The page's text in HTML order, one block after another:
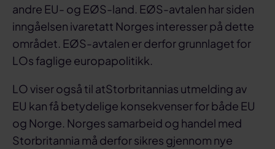
andre EU- og EØS-land. EØS-avtalen har siden
inngåelsen ivaretatt Norges interesser på dette
området. EØS-avtalen er derfor grunnlaget for
LOs faglige europapolitikk.
LO viser også til atStorbritannias utmelding av
EU kan få betydelige konsekvenser for både EU
og Norge. Norges samarbeid og handel med
Storbritannia må derfor sikres gjennom nye